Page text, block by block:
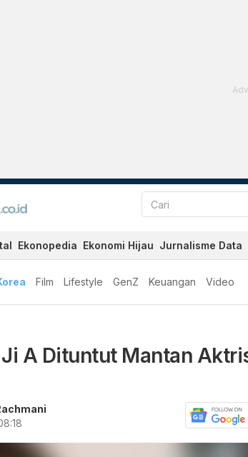
Ekonopedia Ekonomi Hijau Jurnalisme Data
Film Lifestyle GenZ Keuangan Video
A Dituntut Mantan